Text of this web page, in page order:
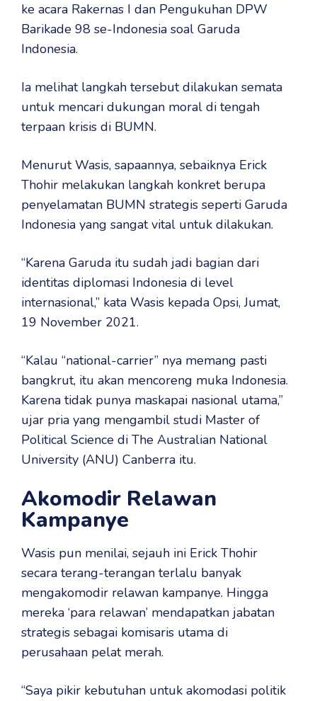
ke acara Rakernas I dan Pengukuhan DPW
Barikade 98 se-Indonesia soal Garuda
Indonesia.
Ia melihat langkah tersebut dilakukan semata
untuk mencari dukungan moral di tengah
terpaan krisis di BUMN.
Menurut Wasis, sapaannya, sebaiknya Erick
Thohir melakukan langkah konkret berupa
penyelamatan BUMN strategis seperti Garuda
Indonesia yang sangat vital untuk dilakukan.
“Karena Garuda itu sudah jadi bagian dari
identitas diplomasi Indonesia di level
internasional,” kata Wasis kepada Opsi, Jumat,
19 November 2021.
“Kalau “national-carrier” nya memang pasti
bangkrut, itu akan mencoreng muka Indonesia.
Karena tidak punya maskapai nasional utama,”
ujar pria yang mengambil studi Master of
Political Science di The Australian National
University (ANU) Canberra itu.
Akomodir Relawan
Kampanye
Wasis pun menilai, sejauh ini Erick Thohir
secara terang-terangan terlalu banyak
mengakomodir relawan kampanye. Hingga
mereka ‘para relawan’ mendapatkan jabatan
strategis sebagai komisaris utama di
perusahaan pelat merah.
“Saya pikir kebutuhan untuk akomodasi politik